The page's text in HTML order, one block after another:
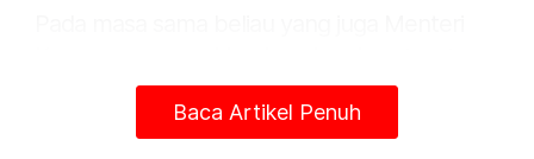
bersetuju supaya teksi lapangan terbang
disenaraikan sebagai kenderaan yang layak
Baca Artikel Penuh